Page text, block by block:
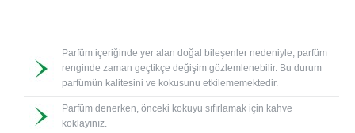
Parfüm içeriğinde yer alan doğal bileşenler nedeniyle, parfüm
renginde zaman geçtikçe değişim gözlemlenebilir. Bu durum
parfümün kalitesini ve kokusunu etkilememektedir.
Parfüm denerken, önceki kokuyu sıfırlamak için kahve
koklayınız.